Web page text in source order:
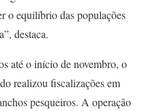
o equilíbrio das populações
destaca.
até o início de novembro, o
realizou fiscalizações em
pesqueiros. A operação